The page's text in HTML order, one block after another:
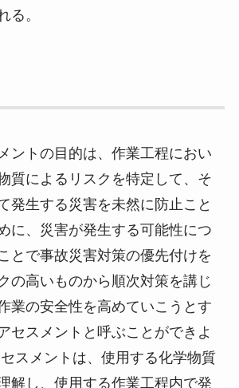
る。
ントの目的は、作業工程におい
質によるリスクを特定して、そ
発生する災害を未然に防止こと
に、災害が発生する可能性につ
とで事故災害対策の優先付けを
の高いものから順次対策を講じ
業の安全性を高めていこうとす
セスメントと呼ぶことができよ
スメントは、使用する化学物質
解し、使用する作業工程内で発